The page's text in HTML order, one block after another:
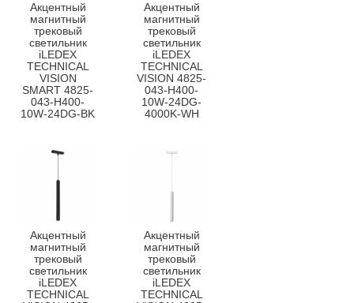
Акцентный
магнитный
трековый
светильник
iLEDEX
TECHNICAL
VISION
SMART 4825-
043-H400-
10W-24DG-BK
Акцентный
магнитный
трековый
светильник
iLEDEX
TECHNICAL
VISION 4825-
043-H400-
10W-24DG-
4000K-WH
Акцентный
магнитный
трековый
светильник
iLEDEX
TECHNICAL
Акцентный
магнитный
трековый
светильник
iLEDEX
TECHNICAL